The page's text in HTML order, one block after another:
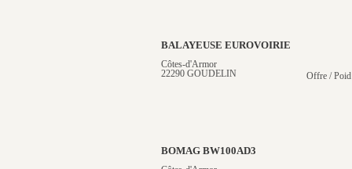
BALAYEUSE EUROVOIRIE
Côtes-d'Armor
22290 GOUDELIN
Offre /
BOMAG BW100AD3